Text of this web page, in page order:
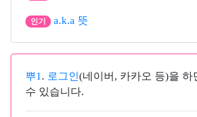
인기 a.k.a 뜻
뿌1 . 로그인 (네이버, 카카오 등)을 하
수 있습니다.